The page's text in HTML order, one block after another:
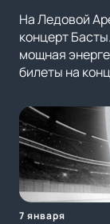
На Ледовой
концерт
мощная
билеты на
7 января